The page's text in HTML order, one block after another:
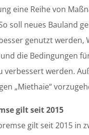
eine Reihe von
soll neues Bauland
genutzt werden,
die Bedingungen
verbessert werden.
„Miethaie“
gilt seit 2015
gilt seit 2015 in